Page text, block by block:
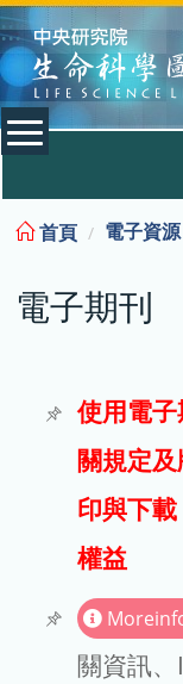
:::
首頁 電子資源
電子期刊
使用電
關規定
印與下
權益
關資訊